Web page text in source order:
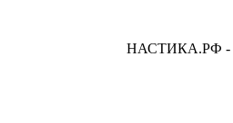
НАСТИКА.РФ -